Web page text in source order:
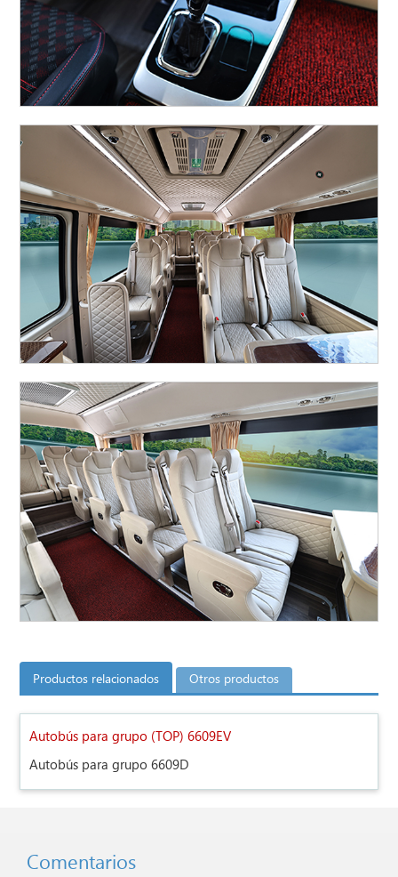
Productos relacionados Otros productos
Autobús para grupo (TOP) 6609EV
Autobús para grupo 6609D
Comentarios